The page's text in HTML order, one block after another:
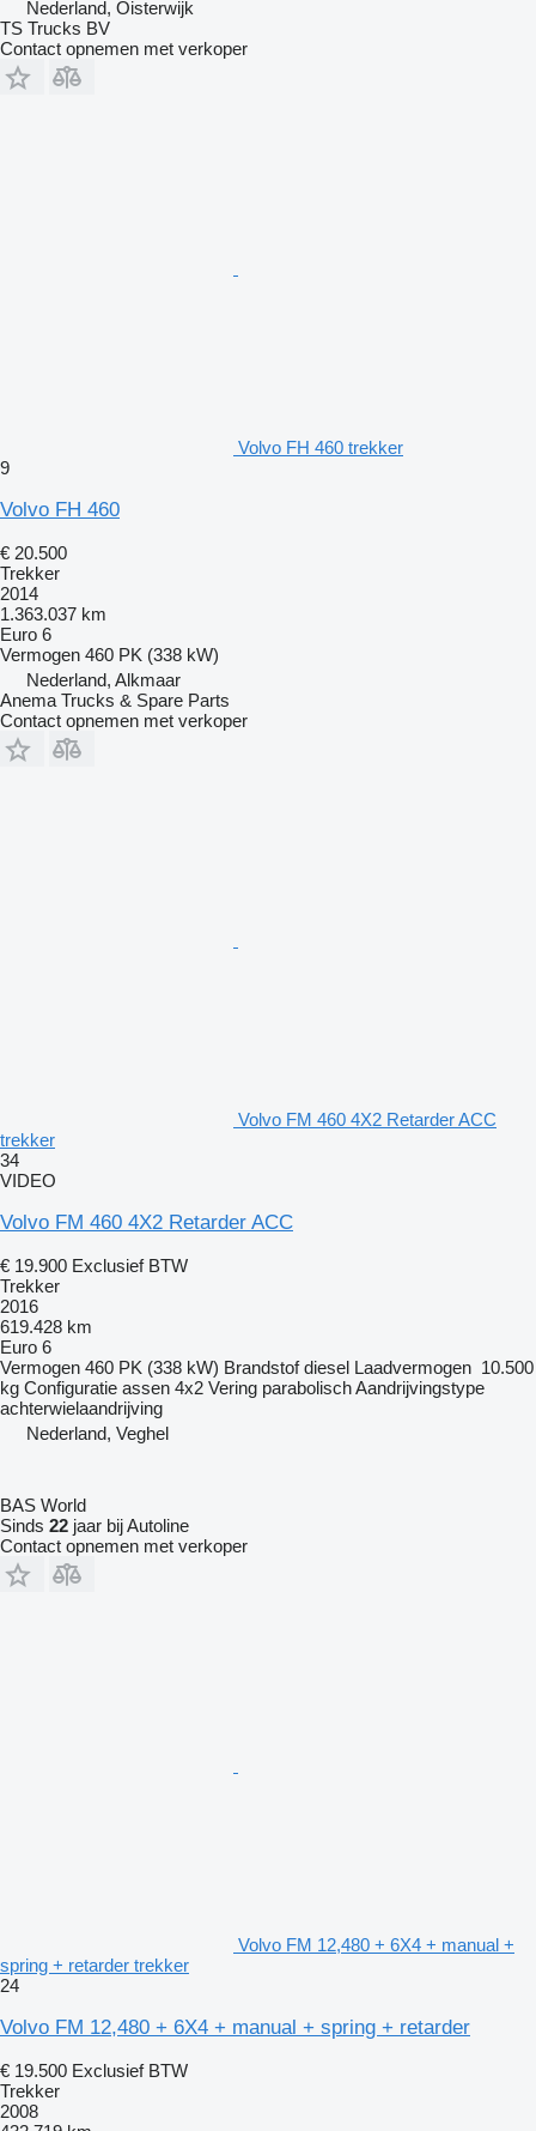
Nederland, Oisterwijk
TS Trucks BV
Contact opnemen met verkoper
Volvo FH 460 trekker
9
Volvo FH 460
€ 20.500
Trekker
2014
1.363.037 km
Euro 6
Vermogen 460 PK (338 kW)
Nederland, Alkmaar
Anema Trucks & Spare Parts
Contact opnemen met verkoper
Volvo FM 460 4X2 Retarder ACC
trekker
34
VIDEO
Volvo FM 460 4X2 Retarder ACC
€ 19.900 Exclusief BTW
Trekker
2016
619.428 km
Euro 6
Vermogen 460 PK (338 kW) Brandstof diesel Laadvermogen 10.500
kg Configuratie assen 4x2 Vering parabolischAandrijvingstype
achterwielaandrijving
Nederland, Veghel
BAS World
Sinds 22 jaar bij Autoline
Contact opnemen met verkoper
Volvo FM 12,480 + 6X4 + manual +
spring + retarder trekker
24
Volvo FM 12,480 + 6X4 + manual + spring + retarder
€ 19.500 Exclusief BTW
Trekker
2008